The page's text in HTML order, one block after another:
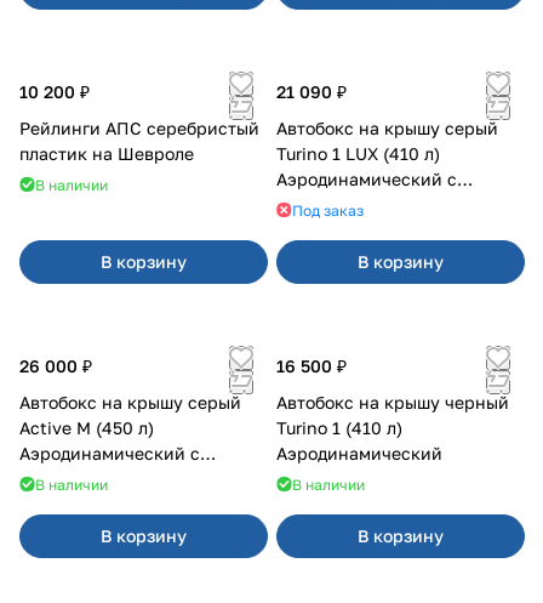
10 200 ₽
Рейлинги АПС серебристый
пластик на Шевроле
В наличии
В корзину
21 090 ₽
Автобокс на крышу серый
Turino 1 LUX (410 л)
Аэродинамический с
двусторонним открыванием
Под заказ
В корзину
26 000 ₽
Автобокс на крышу серый
Active M (450 л)
Аэродинамический с
двусторонним открыванием
В наличии
В корзину
16 500 ₽
Автобокс на крышу черный
Turino 1 (410 л)
Аэродинамический
В наличии
В корзину